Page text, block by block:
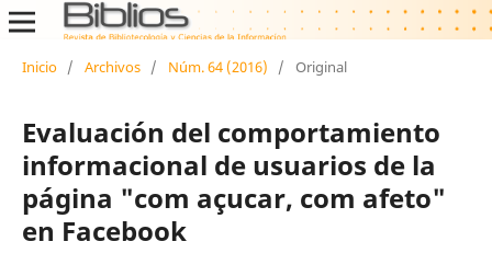
Inicio / Archivos / Núm. 64 (2016) / Original
Evaluación del comportamiento
informacional de usuarios de la
página "com açucar, com afeto"
en Facebook